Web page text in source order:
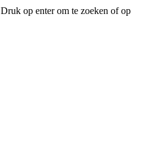
Druk op enter om te zoeken of op